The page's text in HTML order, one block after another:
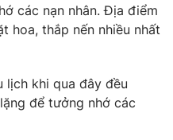
các nạn nhân. Địa điểm
hoa, thắp nến nhiều nhất
lịch khi qua đây đều
để tưởng nhớ các